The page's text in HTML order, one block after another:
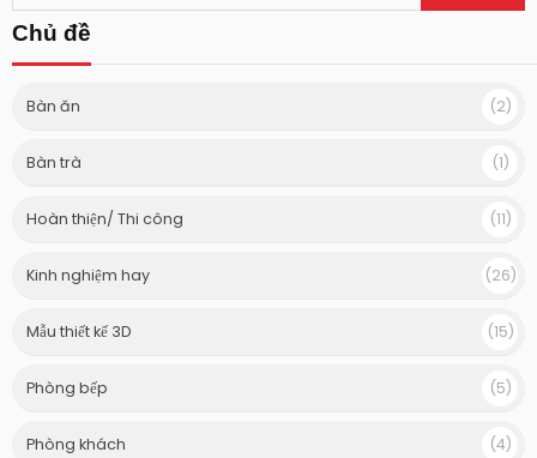
Chủ đề
Bàn ăn (2)
Bàn trà (1)
Hoàn thiện/ Thi công (11)
Kinh nghiệm hay (26)
Mẫu thiết kế 3D (15)
Phòng bếp (5)
Phòng khách (4)